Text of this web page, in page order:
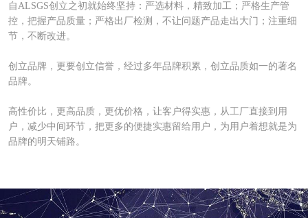
自ALSGS创立之初就始终坚持：严选材料，精致加工；严格生产管
控，把握产品质量；严格出厂检测，不让问题产品走出大门；注重细
节，不断改进。
创立品牌，更要创立信誉，经过多年品牌积累，创立品质如一的著名
品牌。
高性价比，更高品质，更优价格，让客户得实惠，从工厂直接到用
户，减少中间环节，把更多的便捷实惠留给用户，为用户着想就是为
品牌的明天铺路。